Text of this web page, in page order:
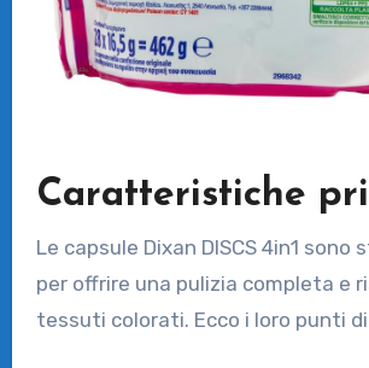
Caratteristiche
Le capsule Dixan DISCS 4in1
per offrire una pulizia completa e
tessuti colorati. Ecco i loro punti